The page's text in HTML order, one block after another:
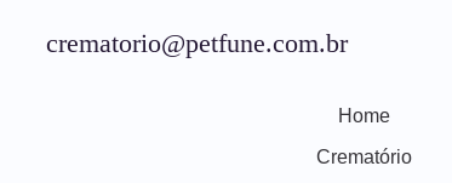
crematorio@petfune.com.br
Home
Crematório